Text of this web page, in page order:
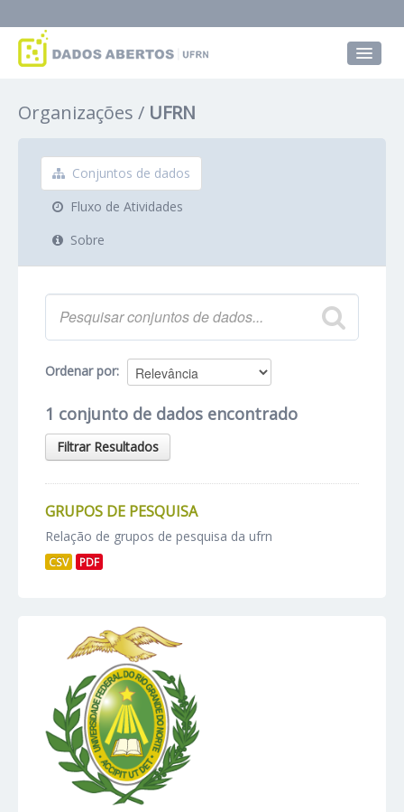
Grupos
Sobre
Organizações UFRN
Conjuntos de dados
Fluxo de Atividades
Sobre
Ordenar por
1 conjunto de dados encontrado
Filtrar Resultados
GRUPOS DE PESQUISA
Relação de grupos de pesquisa da ufrn
CSV PDF